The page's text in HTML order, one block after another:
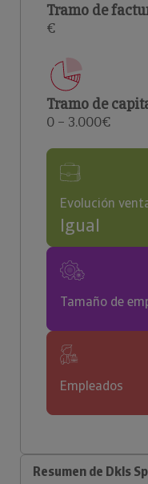
Tramo de
€
Tramo de
0 – 3.000€
Evolución
Igual
Tamaño de
Empleados
Resumen de Dkls